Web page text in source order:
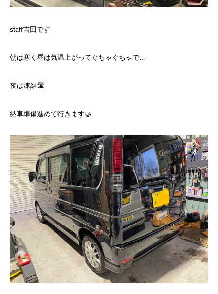
staff吉田です
朝は寒く昼は気温上がってぐちゃぐちゃで…
夜は凍結🛣️
納車準備進めて行きます🤝